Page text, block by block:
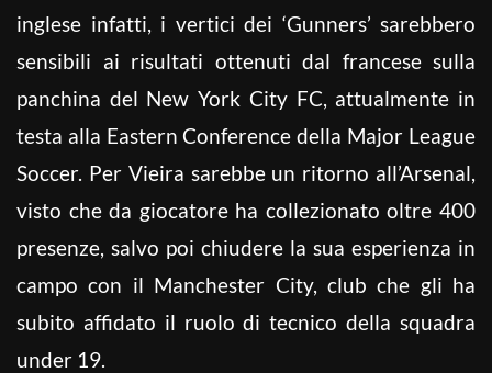
inglese infatti, i vertici dei ‘Gunners’ sarebbero
sensibili ai risultati ottenuti dal francese sulla
panchina del New York City FC, attualmente in
testa alla Eastern Conference della Major League
Soccer. Per Vieira sarebbe un ritorno all’Arsenal,
visto che da giocatore ha collezionato oltre 400
presenze, salvo poi chiudere la sua esperienza in
campo con il Manchester City, club che gli ha
subito affidato il ruolo di tecnico della squadra
under 19.